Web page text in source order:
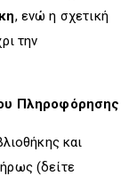
, ενώ η σχετική
την
Πληροφόρησης
και
(δείτε